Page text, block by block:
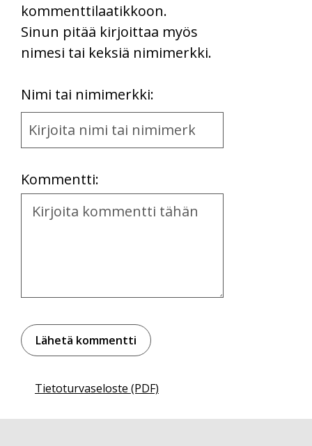
kommenttilaatikkoon.
Sinun pitää kirjoittaa myös
nimesi tai keksiä nimimerkki.
Nimi tai nimimerkki:
Name
and
Kommentti:
Kommentti
Tietoturvaseloste (PDF)